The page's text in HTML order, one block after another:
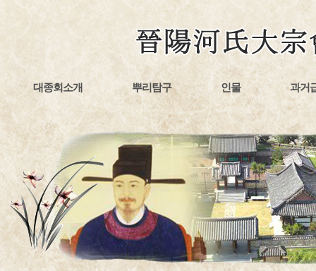
대종회소개 뿌리탐구 인물 과거